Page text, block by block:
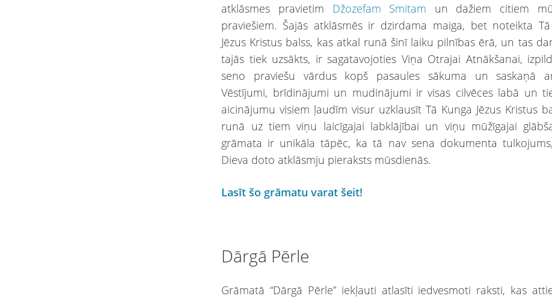
atklāsmes pravietim Džozefam Smitam un dažiem citiem
praviešiem. Šajās atklāsmēs ir dzirdama maiga, bet noteikta Tā
Jēzus Kristus balss, kas atkal runā šinī laiku pilnības ērā, un tas
tajās tiek uzsākts, ir sagatavojoties Viņa Otrajai Atnākšanai,
seno praviešu vārdus kopš pasaules sākuma un saskaņā
Vēstījumi, brīdinājumi un mudinājumi ir visas cilvēces labā un
aicinājumu visiem ļaudīm visur uzklausīt Tā Kunga Jēzus Kristus
runā uz tiem viņu laicīgajai labklājībai un viņu mūžīgajai
grāmata ir unikāla tāpēc, ka tā nav sena dokumenta
Dieva doto atklāsmju pieraksts mūsdienās.
Lasīt šo grāmatu varat šeit!
Dārgā Pērle
Grāmatā “Dārgā Pērle” iekļauti atlasīti iedvesmoti raksti, kas